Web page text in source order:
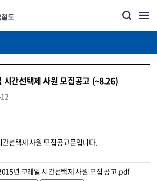
시간선택제 사원 모집공고 (~8.26)
선택제 사원 모집공고문입니다.
년 코레일 시간선택제 사원 모집 공고.pdf